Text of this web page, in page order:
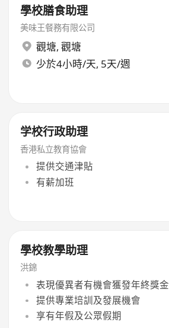
學校膳食助理
美味王餐務有限公司
觀塘, 觀塘
少於4小時/天, 5天/週
学校行政助理
香港私立教育協會
提供交通津貼
有薪加班
學校教學助理
洪錦
表現優異者有機會獲發年終獎金
提供專業培訓及發展機會
享有年假及公眾假期